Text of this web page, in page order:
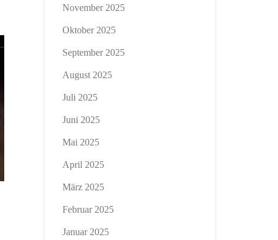
November 2025
Oktober 2025
September 2025
August 2025
Juli 2025
Juni 2025
Mai 2025
April 2025
März 2025
Februar 2025
Januar 2025